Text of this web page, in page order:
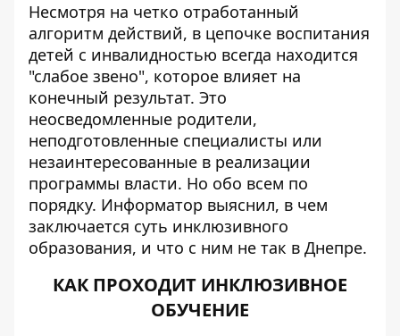
Несмотря на четко отработанный
алгоритм действий, в цепочке воспитания
детей с инвалидностью всегда находится
"слабое звено", которое влияет на
конечный результат. Это
неосведомленные родители,
неподготовленные специалисты или
незаинтересованные в реализации
программы власти. Но обо всем по
порядку. Информатор выяснил, в чем
заключается суть инклюзивного
образования, и что с ним не так в Днепре.
КАК ПРОХОДИТ ИНКЛЮЗИВНОЕ
ОБУЧЕНИЕ